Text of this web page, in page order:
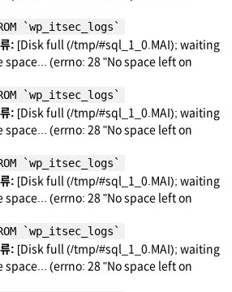
`wp_itsec_logs`
: [Disk full (/tmp/#sql_1_0.MAI); waiting
space... (errno: 28 "No space left on
`wp_itsec_logs`
: [Disk full (/tmp/#sql_1_0.MAI); waiting
space... (errno: 28 "No space left on
`wp_itsec_logs`
: [Disk full (/tmp/#sql_1_0.MAI); waiting
space... (errno: 28 "No space left on
`wp_itsec_logs`
: [Disk full (/tmp/#sql_1_0.MAI); waiting
space... (errno: 28 "No space left on